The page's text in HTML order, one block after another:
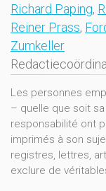
Richard Paping,
Reiner Prass,
Zumkeller
Les personnes
– quelle que soit
responsabilité ont
imprimés à son
registres, lettres,
exclure de